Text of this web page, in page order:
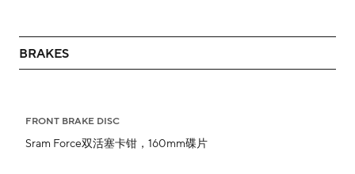
BRAKES
FRONT BRAKE DISC
Sram Force双活塞卡钳，160mm碟片